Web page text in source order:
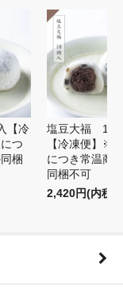
【冷
つ
梱
塩豆大福 10
【冷凍便】※
につき常温商
同梱不可
2,420円(内税)